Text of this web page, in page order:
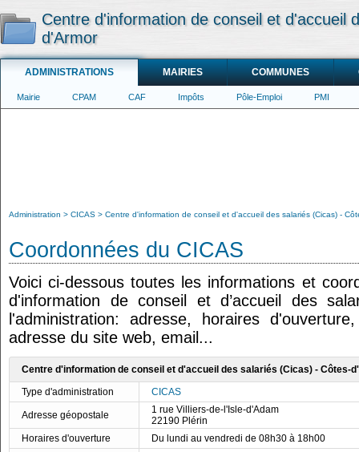
Centre d'information de conseil et d'accueil
d'Armor
ADMINISTRATIONS MAIRIES COMMUNES
Mairie CPAM CAF Impôts Pôle-Emploi PMI
Administration CICAS Centre d'information de conseil et d'accueil des salariés (Cicas) -
Coordonnées du CICAS
Voici ci-dessous toutes les informations et
d'information de conseil et d’accueil des
l'administration: adresse, horaires
adresse du site web, email...
Centre d'information de conseil et d'accueil des salariés (Cicas) - Côtes-
Type d'administration
CICAS
Adresse géopostale
1 rue Villiers-de-l'Isle-d'Adam
22190 Plérin
Horaires d'ouverture
Du lundi au vendredi de 08h30 à 18h00